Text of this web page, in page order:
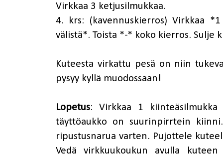
Virkkaa 3 ketjusilmukkaa.
4. krs: (kavennuskierros) Virkkaa
välistä*. Toista *-* koko kierros. Sulje
Kuteesta virkattu pesä on niin
pysyy kyllä muodossaan!
Lopetus: Virkkaa 1 kiinteäsilmukka
täyttöaukko on suurinpirrtein
ripustusnarua varten. Pujottele
Vedä virkkuukoukun avulla